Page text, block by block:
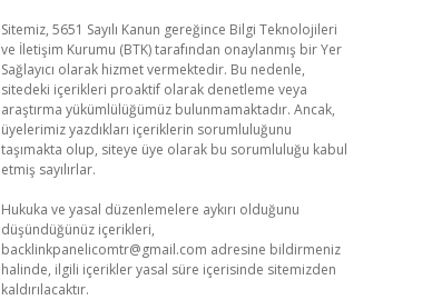
Sitemiz, 5651 Sayılı Kanun gereğince Bilgi Teknolojileri
ve İletişim Kurumu (BTK) tarafından onaylanmış bir Yer
Sağlayıcı olarak hizmet vermektedir. Bu nedenle,
sitedeki içerikleri proaktif olarak denetleme veya
araştırma yükümlülüğümüz bulunmamaktadır. Ancak,
üyelerimiz yazdıkları içeriklerin sorumluluğunu
taşımakta olup, siteye üye olarak bu sorumluluğu kabul
etmiş sayılırlar.
Hukuka ve yasal düzenlemelere aykırı olduğunu
düşündüğünüz içerikleri,
backlinkpanelicomtr@gmail.com adresine bildirmeniz
halinde, ilgili içerikler yasal süre içerisinde sitemizden
kaldırılacaktır.